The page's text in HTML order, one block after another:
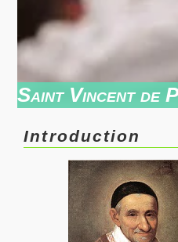
Saint Vincent de
Introduction